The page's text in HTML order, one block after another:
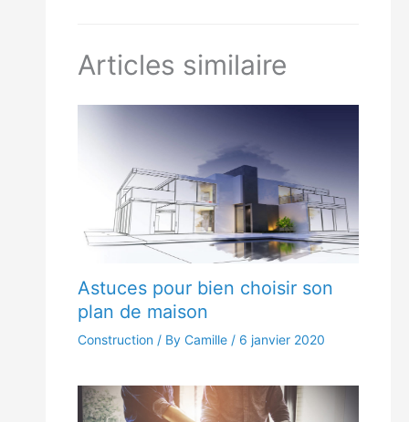
Articles similaire
Astuces pour bien choisir son
plan de maison
Construction / By Camille / 6 janvier 2020